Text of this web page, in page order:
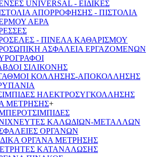
UNIVERSAL - ΕΙΔΙΚΕΣ
ΑΠΟΡΡΟΦΗΣΗΣ - ΠΙΣΤΟΛΙΑ
ΑΕΡΑ
- ΠΙΝΕΛΑ ΚΑΘΑΡΙΣΜΟΥ
ΑΣΦΑΛΕΙΑ ΕΡΓΑΖΟΜΕΝΩΝ
ΣΙΛΙΚΟΝΗΣ
ΚΟΛΛΗΣΗΣ-ΑΠΟΚΟΛΛΗΣΗΣ
ΗΛΕΚΤΡΟΣΥΓΚΟΛΛΗΣΗΣ
ΜΕΤΡΗΣΗΣ+
ΚΑΛΩΔΙΩΝ-ΜΕΤΑΛΛΩΝ
ΟΡΓΑΝΩΝ
ΟΡΓΑΝΑ ΜΕΤΡΗΣΗΣ
ΚΑΤΑΝΑΛΩΣΗΣ